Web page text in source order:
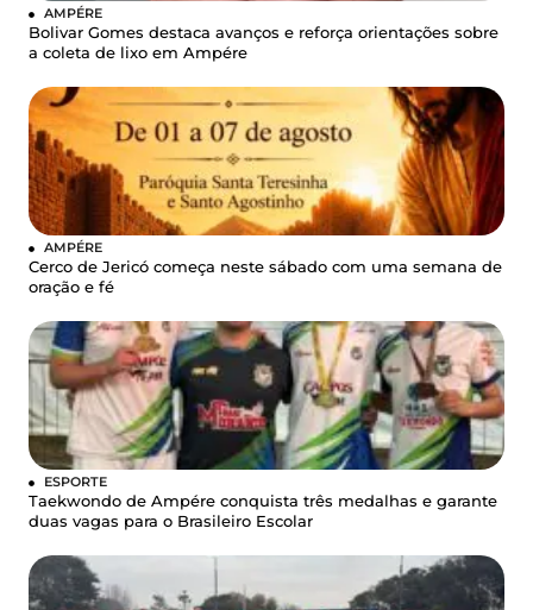
AMPÉRE
Bolivar Gomes destaca avanços e reforça orientações sobre
a coleta de lixo em Ampére
AMPÉRE
Cerco de Jericó começa neste sábado com uma semana de
oração e fé
ESPORTE
Taekwondo de Ampére conquista três medalhas e garante
duas vagas para o Brasileiro Escolar